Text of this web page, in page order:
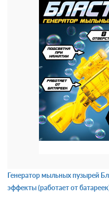
Генератор мыльных пузырей
эффекты (работает от